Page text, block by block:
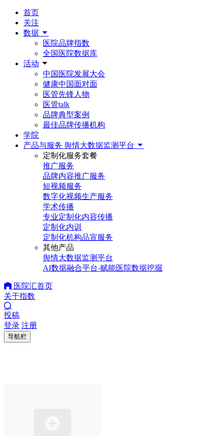
首页
关注
数据
医院品牌指数
全国医院数据库
活动
中国医院发展大会
健康中国面对面
医管先锋人物
医管talk
品牌典型案例
最佳品牌传播机构
学院
产品与服务 舆情大数据监测平台
定制化服务套餐
推广服务
品牌内容推广服务
短视频服务
数字化视频生产服务
学术传播
专业定制化内容传播
定制化内训
定制化机构品宣服务
其他产品
舆情大数据监测平台
AI数据融合平台-赋能医院数据挖掘
医院汇首页
关于指数
投稿
登录 注册
导航栏